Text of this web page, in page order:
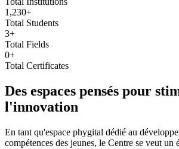
1,230+
Total Students
3+
Total Fields
0+
Total Certificates
Des espaces pensés pour
l'innovation
En tant qu'espace phygital dédié au
compétences des jeunes, le Centre se veut un